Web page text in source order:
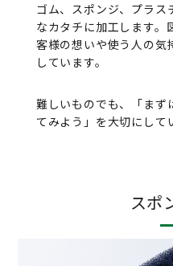
ゴム、スポンジ、プラス
なカタチに加工します。
客様の想いや使う人の気
しています。
難しいものでも、「まず
てみよう」を大切にして
スポ